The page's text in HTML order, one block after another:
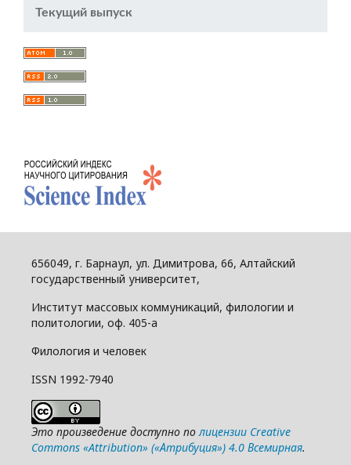
Текущий выпуск
656049, г. Барнаул, ул. Димитрова, 66, Алтайский
государственный университет,
Институт массовых коммуникаций, филологии и
политологии, оф. 405-а
Филология и человек
ISSN 1992-7940
Это произведение доступно полицензии Creative
Commons «Attribution» («Атрибуция») 4.0 Всемирная.